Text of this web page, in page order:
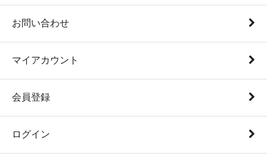
お問い合わせ
マイアカウント
会員登録
ログイン